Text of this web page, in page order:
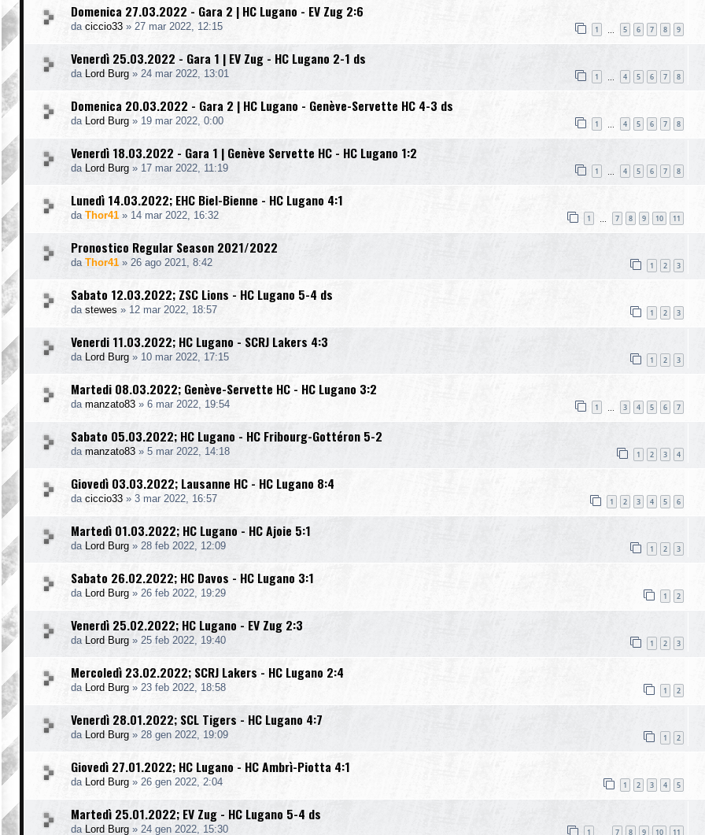
Domenica 27.03.2022 - Gara 2 | HC Lugano - EV Zug 2:6
da ciccio33 » 27 mar 2022, 12:15 1 5 6 7 8 9
Venerdì 25.03.2022 - Gara 1 | EV Zug - HC Lugano 2-1 ds
da Lord Burg » 24 mar 2022, 13:01 1 4 5 6 7 8
Domenica 20.03.2022 - Gara 2 | HC Lugano - Genève-Servette HC 4-3 ds
da Lord Burg » 19 mar 2022, 0:00 1 4 5 6 7 8
Venerdì 18.03.2022 - Gara 1 | Genève Servette HC - HC Lugano 1:2
da Lord Burg » 17 mar 2022, 11:19 1 4 5 6 7 8
Lunedì 14.03.2022; EHC Biel-Bienne - HC Lugano 4:1
da Thor41 » 14 mar 2022, 16:32 1 7 8 9 10 11
Pronostico Regular Season 2021/2022
da Thor41 » 26 ago 2021, 8:42 1 2 3
Sabato 12.03.2022; ZSC Lions - HC Lugano 5-4 ds
da stewes » 12 mar 2022, 18:57 1 2 3
Venerdi 11.03.2022; HC Lugano - SCRJ Lakers 4:3
da Lord Burg » 10 mar 2022, 17:15 1 2 3
Martedi 08.03.2022; Genève-Servette HC - HC Lugano 3:2
da manzato83 » 6 mar 2022, 19:54 1 3 4 5 6 7
Sabato 05.03.2022; HC Lugano - HC Fribourg-Gottéron 5-2
da manzato83 » 5 mar 2022, 14:18 1 2 3 4
Giovedì 03.03.2022; Lausanne HC - HC Lugano 8:4
da ciccio33 » 3 mar 2022, 16:57 1 2 3 4 5 6
Martedì 01.03.2022; HC Lugano - HC Ajoie 5:1
da Lord Burg » 28 feb 2022, 12:09 1 2 3
Sabato 26.02.2022; HC Davos - HC Lugano 3:1
da Lord Burg » 26 feb 2022, 19:29 1 2
Venerdì 25.02.2022; HC Lugano - EV Zug 2:3
da Lord Burg » 25 feb 2022, 19:40 1 2 3
Mercoledì 23.02.2022; SCRJ Lakers - HC Lugano 2:4
da Lord Burg » 23 feb 2022, 18:58 1 2
Venerdì 28.01.2022; SCL Tigers - HC Lugano 4:7
da Lord Burg » 28 gen 2022, 19:09 1 2
Giovedì 27.01.2022; HC Lugano - HC Ambrì-Piotta 4:1
da Lord Burg » 26 gen 2022, 2:04 1 2 3 4 5
Martedì 25.01.2022; EV Zug - HC Lugano 5-4 ds
da Lord Burg » 24 gen 2022, 15:30 1 7 8 9 10 11